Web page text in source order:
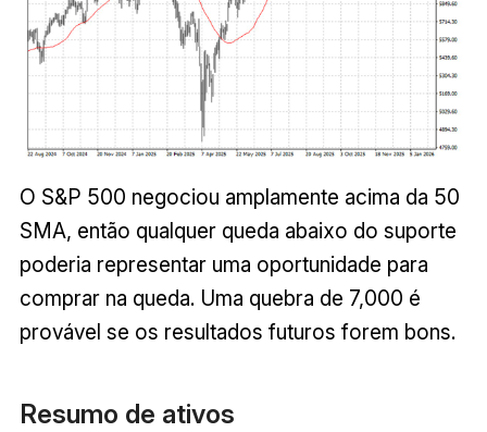
O S&P 500 negociou amplamente acima da 50
SMA, então qualquer queda abaixo do suporte
poderia representar uma oportunidade para
comprar na queda. Uma quebra de 7,000 é
provável se os resultados futuros forem bons.
Resumo de ativos